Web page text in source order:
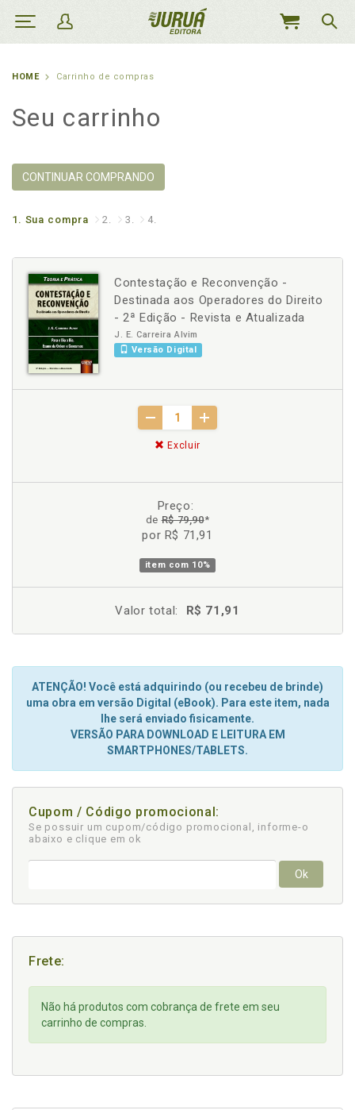
MEU
HOME Carrinho de compras
Seu carrinho
CONTINUAR COMPRANDO
1. Sua compra 2. 3. 4.
Contestação e Reconvenção -
Destinada aos Operadores do Direito
- 2ª Edição - Revista e Atualizada
J. E. Carreira Alvim
Versão Digital
Excluir
Preço:
deR$ 79,90*
por R$ 71,91
item com 10%
Valor total: R$ 71,91
ATENÇÃO! Você está adquirindo (ou recebeu de brinde)
uma obra em versão Digital (eBook). Para este item, nada
lhe será enviado fisicamente.
VERSÃO PARA DOWNLOAD E LEITURA EM
SMARTPHONES/TABLETS.
Cupom / Código promocional:
Se possuir um cupom/código promocional, informe-o
abaixo e clique em ok
Ok
Frete:
Não há produtos com cobrança de frete em seu
carrinho de compras.